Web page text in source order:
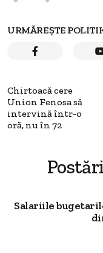
URMĂREȘTE
Chirtoacă cere
Union Fenosa să
intervină într-o
oră, nu în 72
Salariile